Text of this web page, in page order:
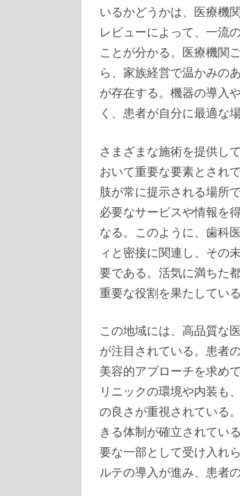
いるかどうかは、医療機
レビューによって、一流
ことが分かる。医療機関
ら、家族経営で温かみの
が存在する。機器の導入
く、患者が自分に最適な
さまざまな施術を提供し
おいて重要な要素とされ
肢が常に提示される場所
必要なサービスや情報を
なる。このように、歯科
ィと密接に関連し、その
要である。活気に満ちた
重要な役割を果たしている
この地域には、高品質な
が注目されている。患者
美容的アプローチを求め
リニックの環境や内装も
の良さが重視されている
きる体制が確立されてい
要な一部として受け入れ
ルテの導入が進み、患者